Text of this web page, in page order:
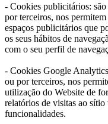
- Cookies publicitários: são
por terceiros, nos
espaços publicitários que
os seus hábitos de
com o seu perfil de
- Cookies Google
ou por terceiros, nos
utilização do Website de
relatórios de visitas ao
funcionalidades.